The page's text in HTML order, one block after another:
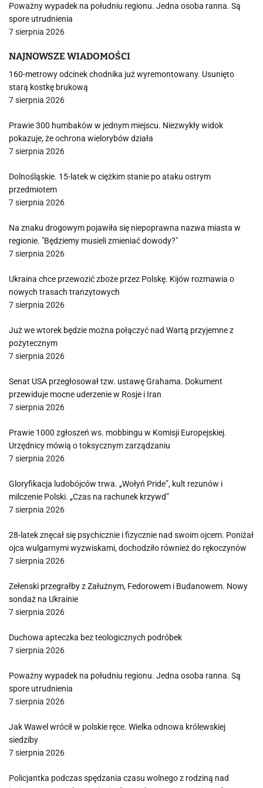
Poważny wypadek na południu regionu. Jedna osoba ranna. Są
spore utrudnienia
7 sierpnia 2026
NAJNOWSZE WIADOMOŚCI
160-metrowy odcinek chodnika już wyremontowany. Usunięto
starą kostkę brukową
7 sierpnia 2026
Prawie 300 humbaków w jednym miejscu. Niezwykły widok
pokazuje, że ochrona wielorybów działa
7 sierpnia 2026
Dolnośląskie. 15-latek w ciężkim stanie po ataku ostrym
przedmiotem
7 sierpnia 2026
Na znaku drogowym pojawiła się niepoprawna nazwa miasta w
regionie. "Będziemy musieli zmieniać dowody?"
7 sierpnia 2026
Ukraina chce przewozić zboże przez Polskę. Kijów rozmawia o
nowych trasach tranzytowych
7 sierpnia 2026
Już we wtorek będzie można połączyć nad Wartą przyjemne z
pożytecznym
7 sierpnia 2026
Senat USA przegłosował tzw. ustawę Grahama. Dokument
przewiduje mocne uderzenie w Rosje i Iran
7 sierpnia 2026
Prawie 1000 zgłoszeń ws. mobbingu w Komisji Europejskiej.
Urzędnicy mówią o toksycznym zarządzaniu
7 sierpnia 2026
Gloryfikacja ludobójców trwa. „Wołyń Pride”, kult rezunów i
milczenie Polski. „Czas na rachunek krzywd”
7 sierpnia 2026
28-latek znęcał się psychicznie i fizycznie nad swoim ojcem. Poniżał
ojca wulgarnymi wyzwiskami, dochodziło również do rękoczynów
7 sierpnia 2026
Zełenski przegrałby z Załużnym, Fedorowem i Budanowem. Nowy
sondaż na Ukrainie
7 sierpnia 2026
Duchowa apteczka bez teologicznych podróbek
7 sierpnia 2026
Poważny wypadek na południu regionu. Jedna osoba ranna. Są
spore utrudnienia
7 sierpnia 2026
Jak Wawel wrócił w polskie ręce. Wielka odnowa królewskiej
siedziby
7 sierpnia 2026
Policjantka podczas spędzania czasu wolnego z rodziną nad